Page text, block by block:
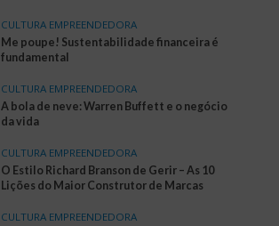
CULTURA EMPREENDEDORA
Me poupe! Sustentabilidade financeira é
fundamental
CULTURA EMPREENDEDORA
A bola de neve: Warren Buffett e o negócio
da vida
CULTURA EMPREENDEDORA
O Estilo Richard Branson de Gerir – As 10
Lições do Maior Construtor de Marcas
CULTURA EMPREENDEDORA